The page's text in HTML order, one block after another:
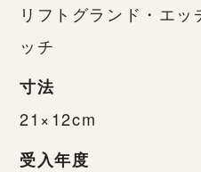
リフトグランド・エ
ッチ
寸法
21×12cm
受入年度